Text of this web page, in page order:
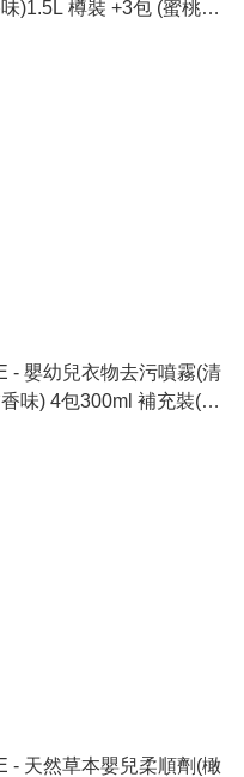
)1.5L 樽裝 +3包 (蜜桃香
- 嬰幼兒衣物去污噴霧(清
味) 4包300ml 補充裝(原
- 天然草本嬰兒柔順劑(橄